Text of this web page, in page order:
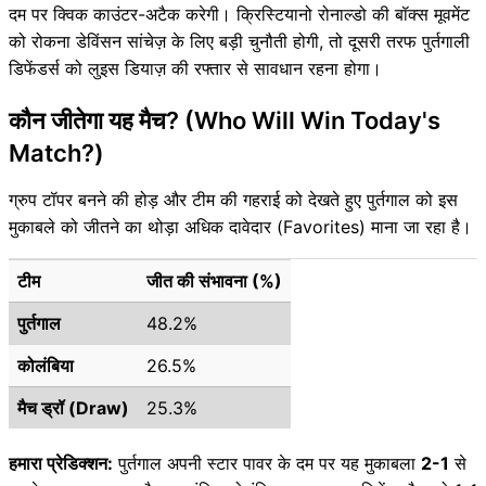
दम पर क्विक काउंटर-अटैक करेगी। क्रिस्टियानो रोनाल्डो की बॉक्स मूवमेंट
को रोकना डेविंसन सांचेज़ के लिए बड़ी चुनौती होगी, तो दूसरी तरफ पुर्तगाली
डिफेंडर्स को लुइस डियाज़ की रफ्तार से सावधान रहना होगा।
कौन जीतेगा यह मैच? (Who Will Win Today's
Match?)
ग्रुप टॉपर बनने की होड़ और टीम की गहराई को देखते हुए पुर्तगाल को इस
मुकाबले को जीतने का थोड़ा अधिक दावेदार (Favorites) माना जा रहा है।
टीम
जीत की संभावना (%)
पुर्तगाल
48.2%
कोलंबिया
26.5%
मैच ड्रॉ (Draw)
25.3%
हमारा प्रेडिक्शन: पुर्तगाल अपनी स्टार पावर के दम पर यह मुकाबला 2-1 से